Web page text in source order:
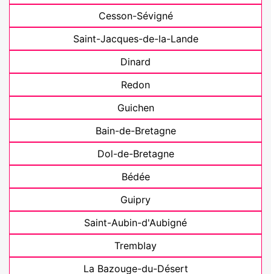
Cesson-Sévigné
Saint-Jacques-de-la-Lande
Dinard
Redon
Guichen
Bain-de-Bretagne
Dol-de-Bretagne
Bédée
Guipry
Saint-Aubin-d'Aubigné
Tremblay
La Bazouge-du-Désert